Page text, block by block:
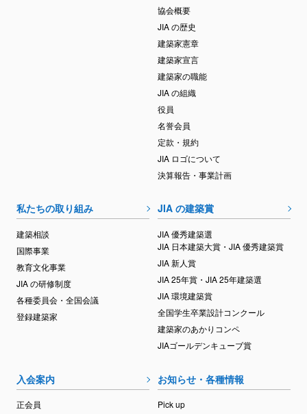
協会概要
JIA の歴史
建築家憲章
建築家宣言
建築家の職能
JIA の組織
役員
名誉会員
定款・規約
JIA ロゴについて
決算報告・事業計画
私たちの取り組み
建築相談
国際事業
教育文化事業
JIA の研修制度
各種委員会・全国会議
登録建築家
JIA の建築賞
JIA 優秀建築選
JIA 日本建築大賞・JIA 優秀建築賞
JIA 新人賞
JIA 25年賞・JIA 25年建築選
JIA 環境建築賞
全国学生卒業設計コンクール
建築家のあかりコンペ
JIAゴールデンキューブ賞
入会案内
正会員
お知らせ・各種情報
Pick up